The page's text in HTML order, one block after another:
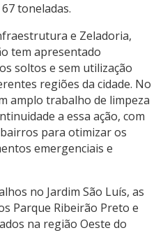
toneladas.
e Zeladoria,
tem apresentado
soltos e sem utilização
regiões da cidade. No
amplo trabalho de limpeza
a essa ação, com
para otimizar os
emergenciais e
no Jardim São Luís, as
Parque Ribeirão Preto e
na região Oeste do